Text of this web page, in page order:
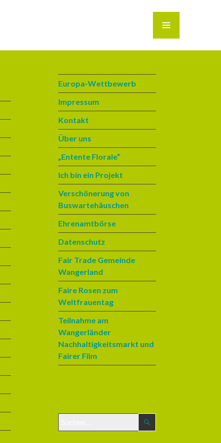
Europa-Wettbewerb
Impressum
Kontakt
Über uns
„Entente Florale“
Ich bin ein Projekt
Verschönerung von
Buswartehäuschen
Ehrenamtbörse
Datenschutz
Fair Trade Gemeinde
Wangerland
Faire Rosen zum
Weltfrauentag
Teilnahme am
Wangerländer
Nachhaltigkeitsmarkt und
Fairer Film
u